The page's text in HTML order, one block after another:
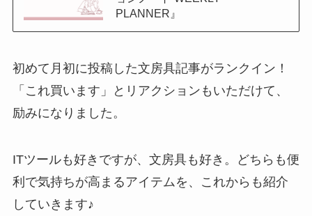
PLANNER』
初めて月初に投稿した文房具記事がランクイン！
「これ買います」とリアクションもいただけて、
励みになりました。
ITツールも好きですが、文房具も好き。どちらも便
利で気持ちが高まるアイテムを、これからも紹介
していきます♪